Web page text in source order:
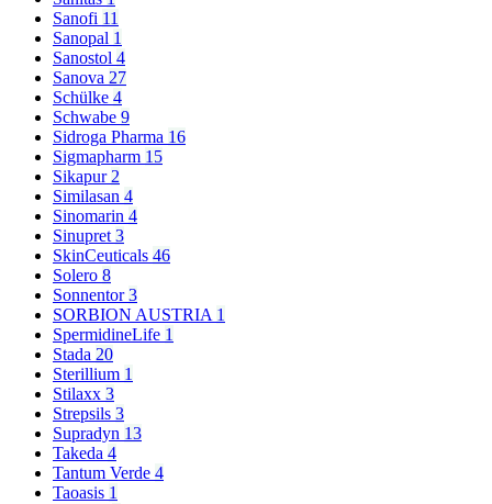
Sanofi 11
Sanopal 1
Sanostol 4
Sanova 27
Schülke 4
Schwabe 9
Sidroga Pharma 16
Sigmapharm 15
Sikapur 2
Similasan 4
Sinomarin 4
Sinupret 3
SkinCeuticals 46
Solero 8
Sonnentor3
SORBION AUSTRIA 1
SpermidineLife 1
Stada 20
Sterillium 1
Stilaxx 3
Strepsils 3
Supradyn 13
Takeda 4
Tantum Verde 4
Taoasis 1